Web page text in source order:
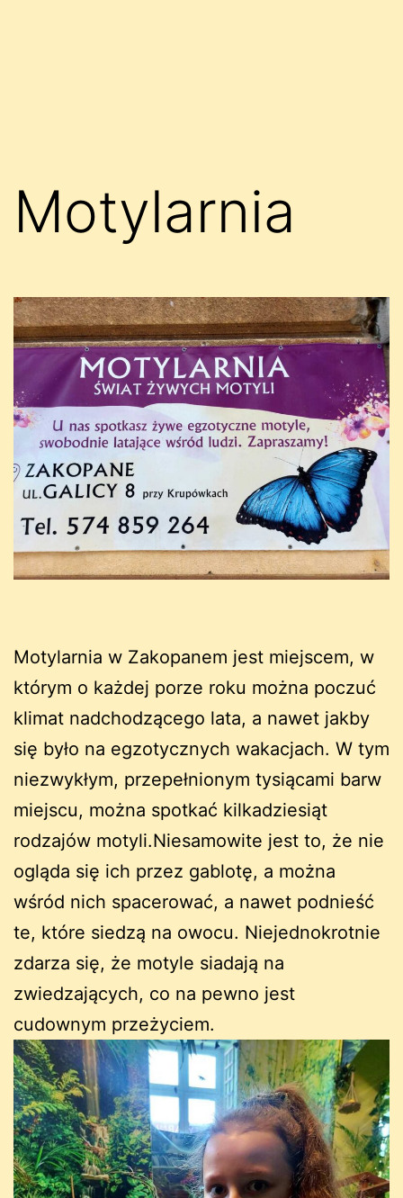
Motylarnia
Motylarnia w Zakopanem jest miejscem, w
którym o każdej porze roku można poczuć
klimat nadchodzącego lata, a nawet jakby
się było na egzotycznych wakacjach. W tym
niezwykłym, przepełnionym tysiącami barw
miejscu, można spotkać kilkadziesiąt
rodzajów motyli.Niesamowite jest to, że nie
ogląda się ich przez gablotę, a można
wśród nich spacerować, a nawet podnieść
te, które siedzą na owocu. Niejednokrotnie
zdarza się, że motyle siadają na
zwiedzających, co na pewno jest
cudownym przeżyciem.